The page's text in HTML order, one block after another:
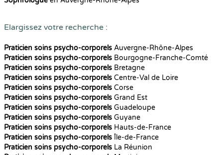
Elargissez votre recherche :
Praticien soins psycho-corporels Auvergne-Rhône-Alpes
Praticien soins psycho-corporels Bourgogne-Franche-Comté
Praticien soins psycho-corporels Bretagne
Praticien soins psycho-corporels Centre-Val de Loire
Praticien soins psycho-corporels Corse
Praticien soins psycho-corporels Grand Est
Praticien soins psycho-corporels Guadeloupe
Praticien soins psycho-corporels Guyane
Praticien soins psycho-corporels Hauts-de-France
Praticien soins psycho-corporels Île-de-France
Praticien soins psycho-corporels La Réunion